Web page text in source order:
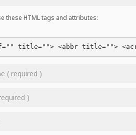
these HTML tags and attributes:
title=""> <abbr title="">